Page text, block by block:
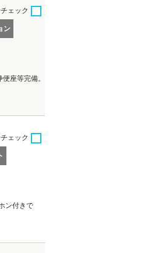
ン
チェック
座等完備。
チェック
ン付きで